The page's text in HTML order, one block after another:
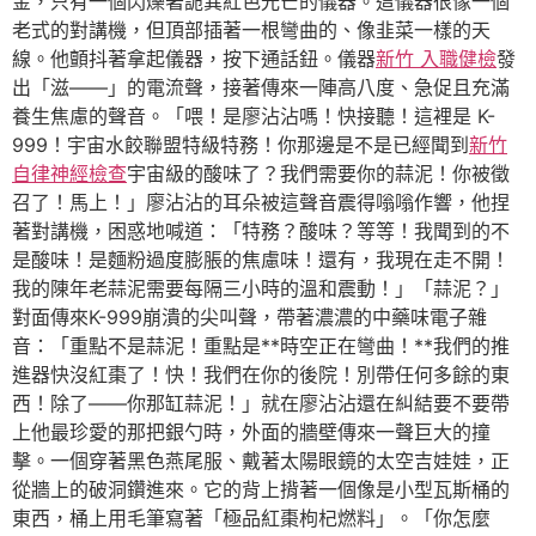
老式的對講機，但頂部插著一根彎曲的、像韭菜一樣的天
線。他顫抖著拿起儀器，按下通話鈕。儀器新竹 入職健檢發
出「滋——」的電流聲，接著傳來一陣高八度、急促且充滿
養生焦慮的聲音。「喂！是廖沾沾嗎！快接聽！這裡是 K-
999！宇宙水餃聯盟特級特務！你那邊是不是已經聞到新竹
自律神經檢查宇宙級的酸味了？我們需要你的蒜泥！你被徵
召了！馬上！」廖沾沾的耳朵被這聲音震得嗡嗡作響，他捏
著對講機，困惑地喊道：「特務？酸味？等等！我聞到的不
是酸味！是麵粉過度膨脹的焦慮味！還有，我現在走不開！
我的陳年老蒜泥需要每隔三小時的溫和震動！」「蒜泥？」
對面傳來K-999崩潰的尖叫聲，帶著濃濃的中藥味電子雜
音：「重點不是蒜泥！重點是**時空正在彎曲！**我們的推
進器快沒紅棗了！快！我們在你的後院！別帶任何多餘的東
西！除了——你那缸蒜泥！」就在廖沾沾還在糾結要不要帶
上他最珍愛的那把銀勺時，外面的牆壁傳來一聲巨大的撞
擊。一個穿著黑色燕尾服、戴著太陽眼鏡的太空吉娃娃，正
從牆上的破洞鑽進來。它的背上揹著一個像是小型瓦斯桶的
東西，桶上用毛筆寫著「極品紅棗枸杞燃料」。「你怎麼